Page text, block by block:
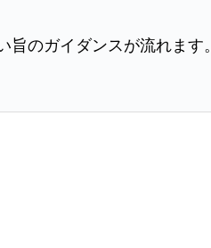
のガイダンスが流れます。